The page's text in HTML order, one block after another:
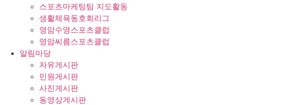
스포츠마케팅팀 지도활동
생활체육동호회리그
영암수영스포츠클럽
영암씨름스포츠클럽
알림마당
자유게시판
민원게시판
사진게시판
동영상게시판